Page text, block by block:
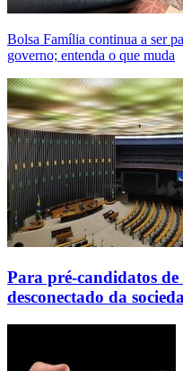
Bolsa Família continua a ser
governo; entenda o que muda
Para pré-candidatos de
desconectado da